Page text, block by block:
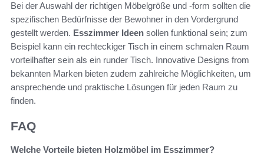
Bei der Auswahl der richtigen Möbelgröße und -form sollten die
spezifischen Bedürfnisse der Bewohner in den Vordergrund
gestellt werden. Esszimmer Ideen sollen funktional sein; zum
Beispiel kann ein rechteckiger Tisch in einem schmalen Raum
vorteilhafter sein als ein runder Tisch. Innovative Designs from
bekannten Marken bieten zudem zahlreiche Möglichkeiten, um
ansprechende und praktische Lösungen für jeden Raum zu
finden.
FAQ
Welche Vorteile bieten Holzmöbel im Esszimmer?